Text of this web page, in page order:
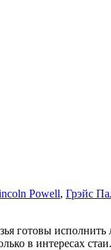
Powell, Грэйс
готовы
в интересах